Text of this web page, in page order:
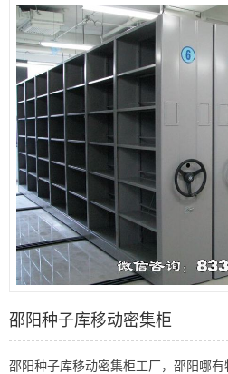
邵阳种子库移动密集柜
邵阳种子库移动密集柜工厂，邵阳哪